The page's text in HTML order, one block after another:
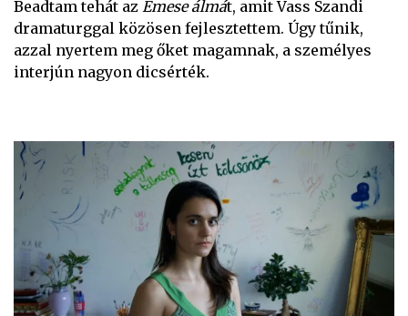
Beadtam tehát az Emese álmát, amit Vass Szandi
dramaturggal közösen fejlesztettem. Úgy tűnik,
azzal nyertem meg őket magamnak, a személyes
interjún nagyon dicsérték.